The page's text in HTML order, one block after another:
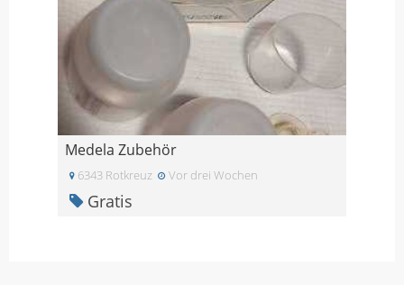
Medela Zubehör
6343 Rotkreuz Vor drei Wochen
Gratis